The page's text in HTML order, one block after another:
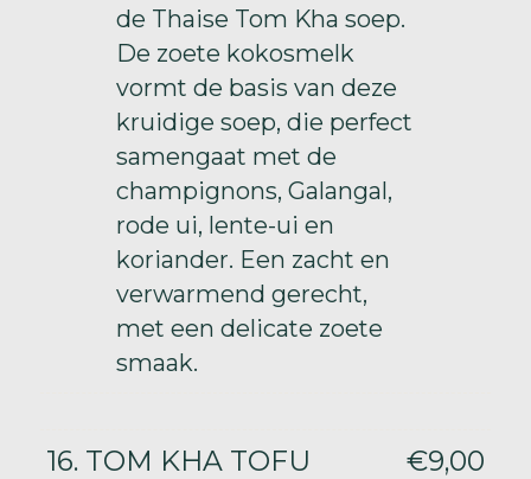
de Thaise Tom Kha soep.
De zoete kokosmelk
vormt de basis van deze
kruidige soep, die perfect
samengaat met de
champignons, Galangal,
rode ui, lente-ui en
koriander. Een zacht en
verwarmend gerecht,
met een delicate zoete
smaak.
16. TOM KHA TOFU
€9,00